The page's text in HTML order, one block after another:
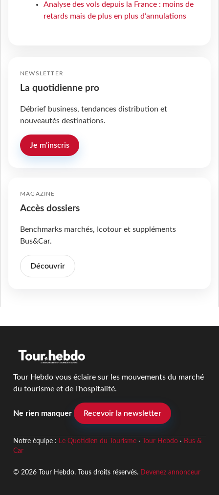
Analyse des vols depuis la France : moins de
retards mais de plus en plus d’annulations
NEWSLETTER
La quotidienne pro
Débrief business, tendances distribution et
nouveautés destinations.
Je m'inscris
MAGAZINE
Accès dossiers
Benchmarks marchés, Icotour et suppléments
Bus&Car.
Découvrir
Tour Hebdo vous éclaire sur les mouvements du marché
du tourisme et de l'hospitalité.
Ne rien manquer Recevoir la newsletter
Notre équipe : Le Quotidien du Tourisme· Tour Hebdo· Bus &
Car
© 2026 Tour Hebdo. Tous droits réservés. Devenez annonceur